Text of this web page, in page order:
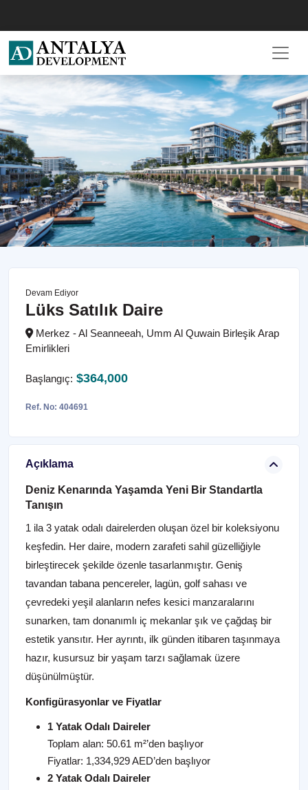
Devam Ediyor
Lüks Satılık Daire
Merkez - Al Seanneeah, Umm Al Quwain Birleşik Arap
Emirlikleri
Başlangıç: $364,000
Ref. No: 404691
Açıklama
Deniz Kenarında Yaşamda Yeni Bir Standartla
Tanışın
1 ila 3 yatak odalı dairelerden oluşan özel bir koleksiyonu
keşfedin. Her daire, modern zarafeti sahil güzelliğiyle
birleştirecek şekilde özenle tasarlanmıştır. Geniş
tavandan tabana pencereler, lagün, golf sahası ve
çevredeki yeşil alanların nefes kesici manzaralarını
sunarken, tam donanımlı iç mekanlar şık ve çağdaş bir
estetik yansıtır. Her ayrıntı, ilk günden itibaren taşınmaya
hazır, kusursuz bir yaşam tarzı sağlamak üzere
düşünülmüştür.
Konfigürasyonlar ve Fiyatlar
1 Yatak Odalı Daireler
Toplam alan: 50.61 m²’den başlıyor
Fiyatlar: 1,334,929 AED’den başlıyor
2 Yatak Odalı Daireler